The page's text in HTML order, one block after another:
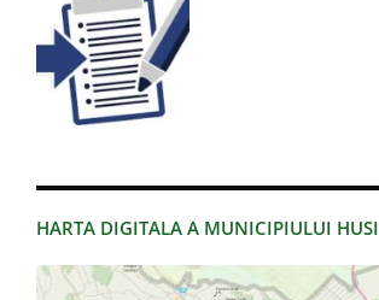
HARTA DIGITALA A MUNICIPIULUI HUSI